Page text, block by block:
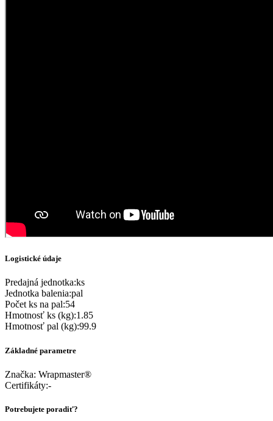
Logistické údaje
Predajná jednotka:ks
Jednotka balenia:pal
Počet ks na pal:54
Hmotnosť ks (kg):1.85
Hmotnosť pal (kg):99.9
Základné parametre
Značka: Wrapmaster®
Certifikáty:-
Potrebujete poradiť?